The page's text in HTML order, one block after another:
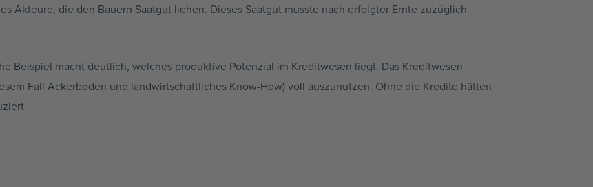
Akteure, die den Bauern Saatgut liehen. Dieses Saatgut musste nach erfolgter Ernte zuzüglich
Beispiel macht deutlich, welches produktive Potenzial im Kreditwesen liegt. Das Kreditwesen
Fall Ackerboden und landwirtschaftliches Know-How) voll auszunutzen. Ohne die Kredite hätten